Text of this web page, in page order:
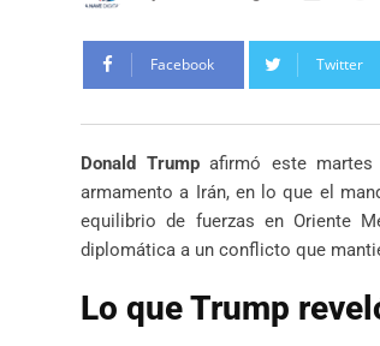
Facebook Twitter
Donald Trumpafirmó este
armamento a Irán, en lo que el
equilibrio de fuerzas en Oriente
diplomática a un conflicto que
Lo que Trump